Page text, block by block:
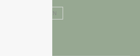
PREISSTEIGERUNGEN